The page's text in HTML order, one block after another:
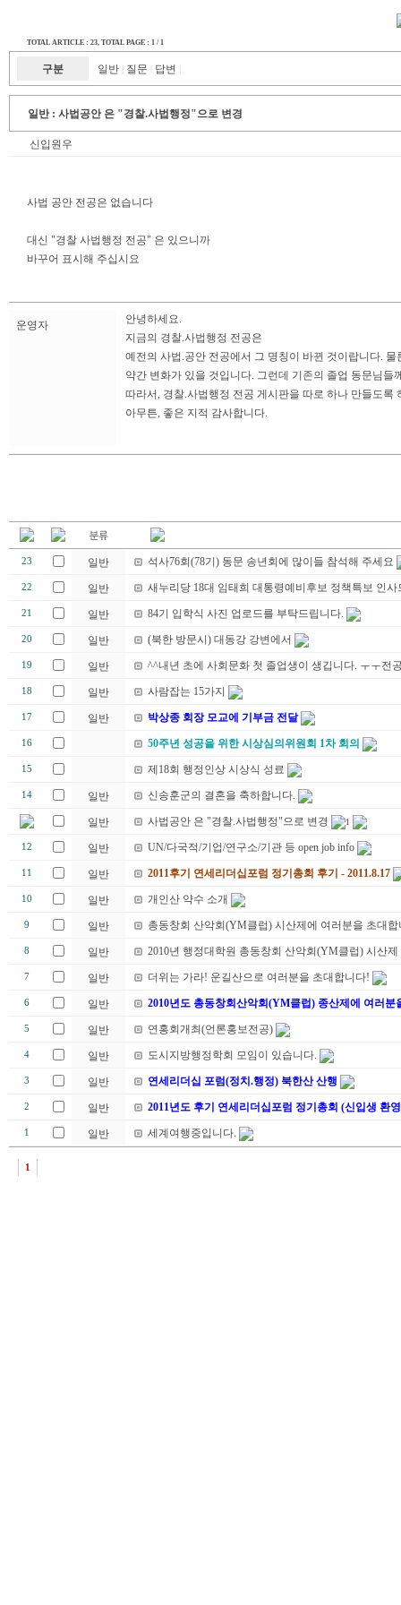
TOTAL ARTICLE : 23, TOTAL PAGE : 1 / 1
구분 일반 질문 답변
일반 : 사법공안 은 "경찰.사법행정"으로 변경
신입원우
사법 공안 전공은 없습니다
대신 "경찰 사법행정 전공" 은 있으니까
바꾸어 표시해 주십시요
운영자
안녕하세요.
지금의 경찰.사법행정 전공은
예전의 사법.공안 전공에서 그 명칭이 바뀐 것이랍니다. 물
약간 변화가 있을 것입니다. 그런데 기존의 졸업 동문님
따라서, 경찰.사법행정 전공 게시판을 따로 하나 만들도록
아무튼, 좋은 지적 감사합니다.
23 일반 석사76회(78기) 동문 송년회에 많이들 참석해 주세요
22 일반 새누리당 18대 임태희 대통령예비후보 정책특보 인
21 일반 84기 입학식 사진 업로드를 부탁드립니다.
20 일반 (북한 방문시) 대동강 강변에서
19 일반 ^^내년 초에 사회문화 첫 졸업생이 생깁니다. ㅜㅜ전
18 일반 사람잡는 15가지
17 일반 박상종 회장 모교에 기부금 전달
16 50주년 성공을 위한 시상심의위원회 1차 회의
15 제18회 행정인상 시상식 성료
14 일반 신송훈군의 결혼을 축하합니다.
일반 사법공안 은 "경찰.사법행정"으로 변경 1
12 일반 UN/다국적/기업/연구소/기관 등 open job info
11 일반 2011후기 연세리더십포럼 정기총회 후기 - 2011.8.17
10 일반 개인산 약수 소개
9 일반 총동창회 산악회(YM클럽) 시산제에 여러분을 초대
8 일반 2010년 행정대학원 총동창회 산악회(YM클럽) 시산
7 일반 더위는 가라! 운길산으로 여러분을 초대합니다!
6 일반 2010년도 총동창회산악회(YM클럽) 종산제에 여러분
5 일반 연홍회개최(언론홍보전공)
4 일반 도시지방행정학회 모임이 있습니다.
3 일반 연세리더십 포럼(정치.행정) 북한산 산행
2 일반 2011년도 후기 연세리더십포럼 정기총회 (신입생 환
1 일반 세계여행중입니다.
1